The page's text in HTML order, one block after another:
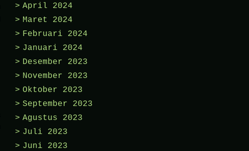
April 2024
Maret 2024
Februari 2024
Januari 2024
Desember 2023
November 2023
Oktober 2023
September 2023
Agustus 2023
Juli 2023
Juni 2023